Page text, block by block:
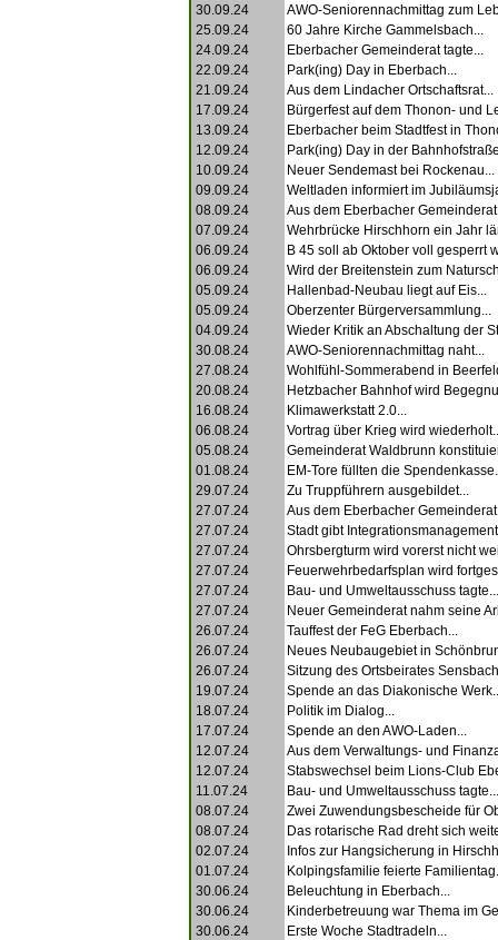
30.09.24
AWO-Seniorennachmittag zum
25.09.24
60 Jahre Kirche Gammelsbach...
24.09.24
Eberbacher Gemeinderat tagte...
22.09.24
Park(ing) Day in Eberbach...
21.09.24
Aus dem Lindacher Ortschaftsrat...
17.09.24
Bürgerfest auf dem Thonon- und
13.09.24
Eberbacher beim Stadtfest in
12.09.24
Park(ing) Day in der
10.09.24
Neuer Sendemast bei Rockenau...
09.09.24
Weltladen informiert im
08.09.24
Aus dem Eberbacher
07.09.24
Wehrbrücke Hirschhorn ein Jahr
06.09.24
B 45 soll ab Oktober voll gesperrt
06.09.24
Wird der Breitenstein zum
05.09.24
Hallenbad-Neubau liegt auf Eis...
05.09.24
Oberzenter Bürgerversammlung...
04.09.24
Wieder Kritik an Abschaltung der
30.08.24
AWO-Seniorennachmittag naht...
27.08.24
Wohlfühl-Sommerabend in
20.08.24
Hetzbacher Bahnhof wird
16.08.24
Klimawerkstatt 2.0...
06.08.24
Vortrag über Krieg wird
05.08.24
Gemeinderat Waldbrunn
01.08.24
EM-Tore füllten die
29.07.24
Zu Truppführern ausgebildet...
27.07.24
Aus dem Eberbacher
27.07.24
Stadt gibt
27.07.24
Ohrsbergturm wird vorerst nicht
27.07.24
Feuerwehrbedarfsplan wird
27.07.24
Bau- und Umweltausschuss tagte...
27.07.24
Neuer Gemeinderat nahm seine
26.07.24
Tauffest der FeG Eberbach...
26.07.24
Neues Neubaugebiet in
26.07.24
Sitzung des Ortsbeirates
19.07.24
Spende an das Diakonische
18.07.24
Politik im Dialog...
17.07.24
Spende an den AWO-Laden...
12.07.24
Aus dem Verwaltungs- und
12.07.24
Stabswechsel beim Lions-Club
11.07.24
Bau- und Umweltausschuss tagte...
08.07.24
Zwei Zuwendungsbescheide für
08.07.24
Das rotarische Rad dreht sich
02.07.24
Infos zur Hangsicherung in
01.07.24
Kolpingsfamilie feierte
30.06.24
Beleuchtung in Eberbach...
30.06.24
Kinderbetreuung war Thema im
30.06.24
Erste Woche Stadtradeln...